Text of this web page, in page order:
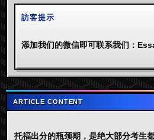
訪客提示
添加我们的微信即可联系我们：
ARTICLE CONTENT
托福出分的瓶颈期，是绝大部分考生